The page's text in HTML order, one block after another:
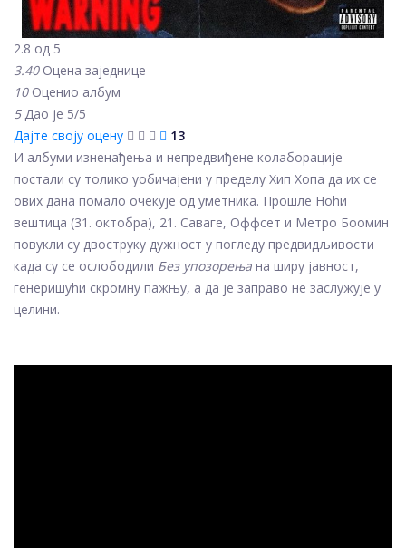
2.8 од 5
3.40 Оцена заједнице
10 Оценио албум
5 Дао је 5/5
Дајте своју оцену
13
И албуми изненађења и непредвиђене колаборације
постали су толико уобичајени у пределу Хип Хопа да их се
ових дана помало очекује од уметника. Прошле Ноћи
вештица (31. октобра), 21. Саваге, Оффсет и Метро Боомин
повукли су двоструку дужност у погледу предвидљивости
када су се ослободили Без упозорења на ширу јавност,
генеришући скромну пажњу, а да је заправо не заслужује у
целини.